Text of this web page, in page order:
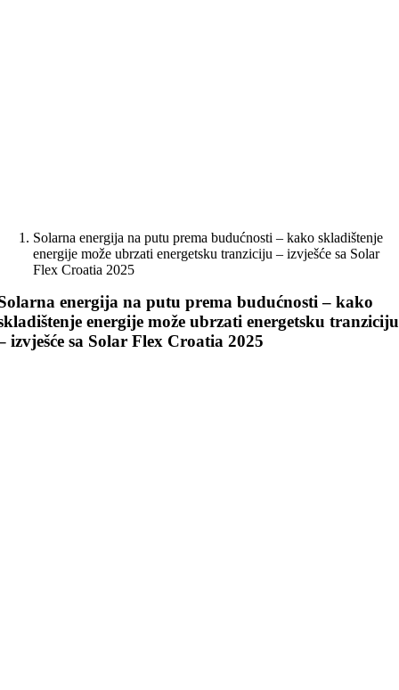
Solarna energija na putu prema budućnosti – kako skladištenje
energije može ubrzati energetsku tranziciju – izvješće sa Solar
Flex Croatia 2025
energija na putu prema budućnosti – kako
energije može ubrzati energetsku tranziciju
izvješće sa Solar Flex Croatia 2025